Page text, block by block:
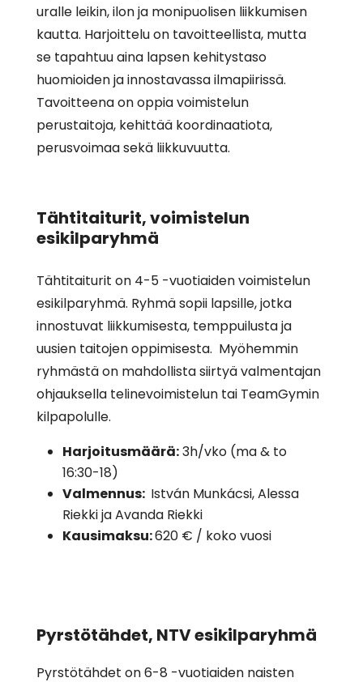
uralle leikin, ilon ja monipuolisen liikkumisen
kautta. Harjoittelu on tavoitteellista, mutta
se tapahtuu aina lapsen kehitystaso
huomioiden ja innostavassa ilmapiirissä.
Tavoitteena on oppia voimistelun
perustaitoja, kehittää koordinaatiota,
perusvoimaa sekä liikkuvuutta.
Tähtitaiturit, voimistelun
esikilparyhmä
Tähtitaiturit on 4-5 -vuotiaiden voimistelun
esikilparyhmä. Ryhmä sopii lapsille, jotka
innostuvat liikkumisesta, temppuilusta ja
uusien taitojen oppimisesta. Myöhemmin
ryhmästä on mahdollista siirtyä valmentajan
ohjauksella telinevoimistelun tai TeamGymin
kilpapolulle.
Harjoitusmäärä:3h/vko (ma & to
16:30-18)
Valmennus: István Munkácsi, Alessa
Riekki ja Avanda Riekki
Kausimaksu:620 € / koko vuosi
Pyrstötähdet, NTV esikilparyhmä
Pyrstötähdet on 6-8 -vuotiaiden naisten